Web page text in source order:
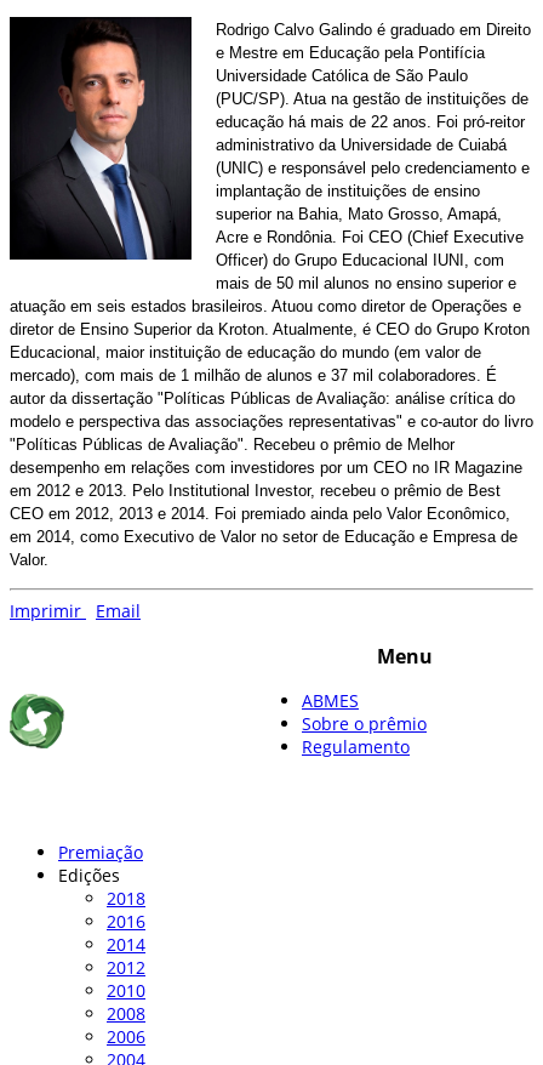
Rodrigo Calvo Galindo é graduado em Direito
e Mestre em Educação pela Pontifícia
Universidade Católica de São Paulo
(PUC/SP). Atua na gestão de instituições de
educação há mais de 22 anos. Foi pró-reitor
administrativo da Universidade de Cuiabá
(UNIC) e responsável pelo credenciamento e
implantação de instituições de ensino
superior na Bahia, Mato Grosso, Amapá,
Acre e Rondônia. Foi CEO (Chief Executive
Officer) do Grupo Educacional IUNI, com
mais de 50 mil alunos no ensino superior e
atuação em seis estados brasileiros. Atuou como diretor de Operações e
diretor de Ensino Superior da Kroton. Atualmente, é CEO do Grupo Kroton
Educacional, maior instituição de educação do mundo (em valor de
mercado), com mais de 1 milhão de alunos e 37 mil colaboradores. É
autor da dissertação "Políticas Públicas de Avaliação: análise crítica do
modelo e perspectiva das associações representativas" e co-autor do livro
"Políticas Públicas de Avaliação". Recebeu o prêmio de Melhor
desempenho em relações com investidores por um CEO no IR Magazine
em 2012 e 2013. Pelo Institutional Investor, recebeu o prêmio de Best
CEO em 2012, 2013 e 2014. Foi premiado ainda pelo Valor Econômico,
em 2014, como Executivo de Valor no setor de Educação e Empresa de
Valor.
Imprimir Email
Menu
ABMES
Sobre o prêmio
Regulamento
Premiação
Edições
2018
2016
2014
2012
2010
2008
2006
2004